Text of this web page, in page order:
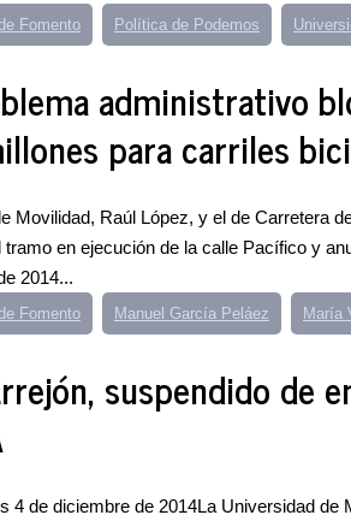
Fomento Política de Podemos
administrativo
para carriles bici
Movilidad, Raúl López, y el de Carretera
tramo en ejecución de la calle Pacífico y
2014...
Fomento Manuel García Peláez María
suspendido de
4 de diciembre de 2014La Universidad de